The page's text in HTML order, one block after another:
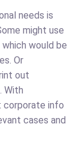
needs is
might use
would be
Or
out
With
corporate info
cases and